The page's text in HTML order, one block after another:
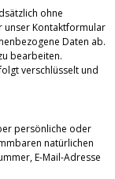
ohne
unser Kontaktformular
Daten ab.
bearbeiten.
verschlüsselt und
persönliche oder
natürlichen
E-Mail-Adresse